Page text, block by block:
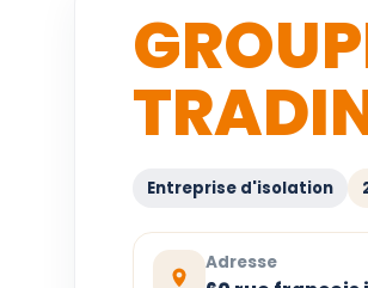
Entreprise d'isolation
Adresse